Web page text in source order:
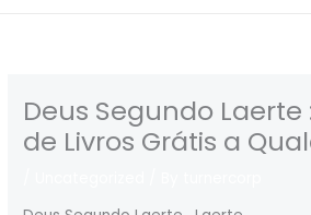
Deus Segundo
de Livros Grátis a